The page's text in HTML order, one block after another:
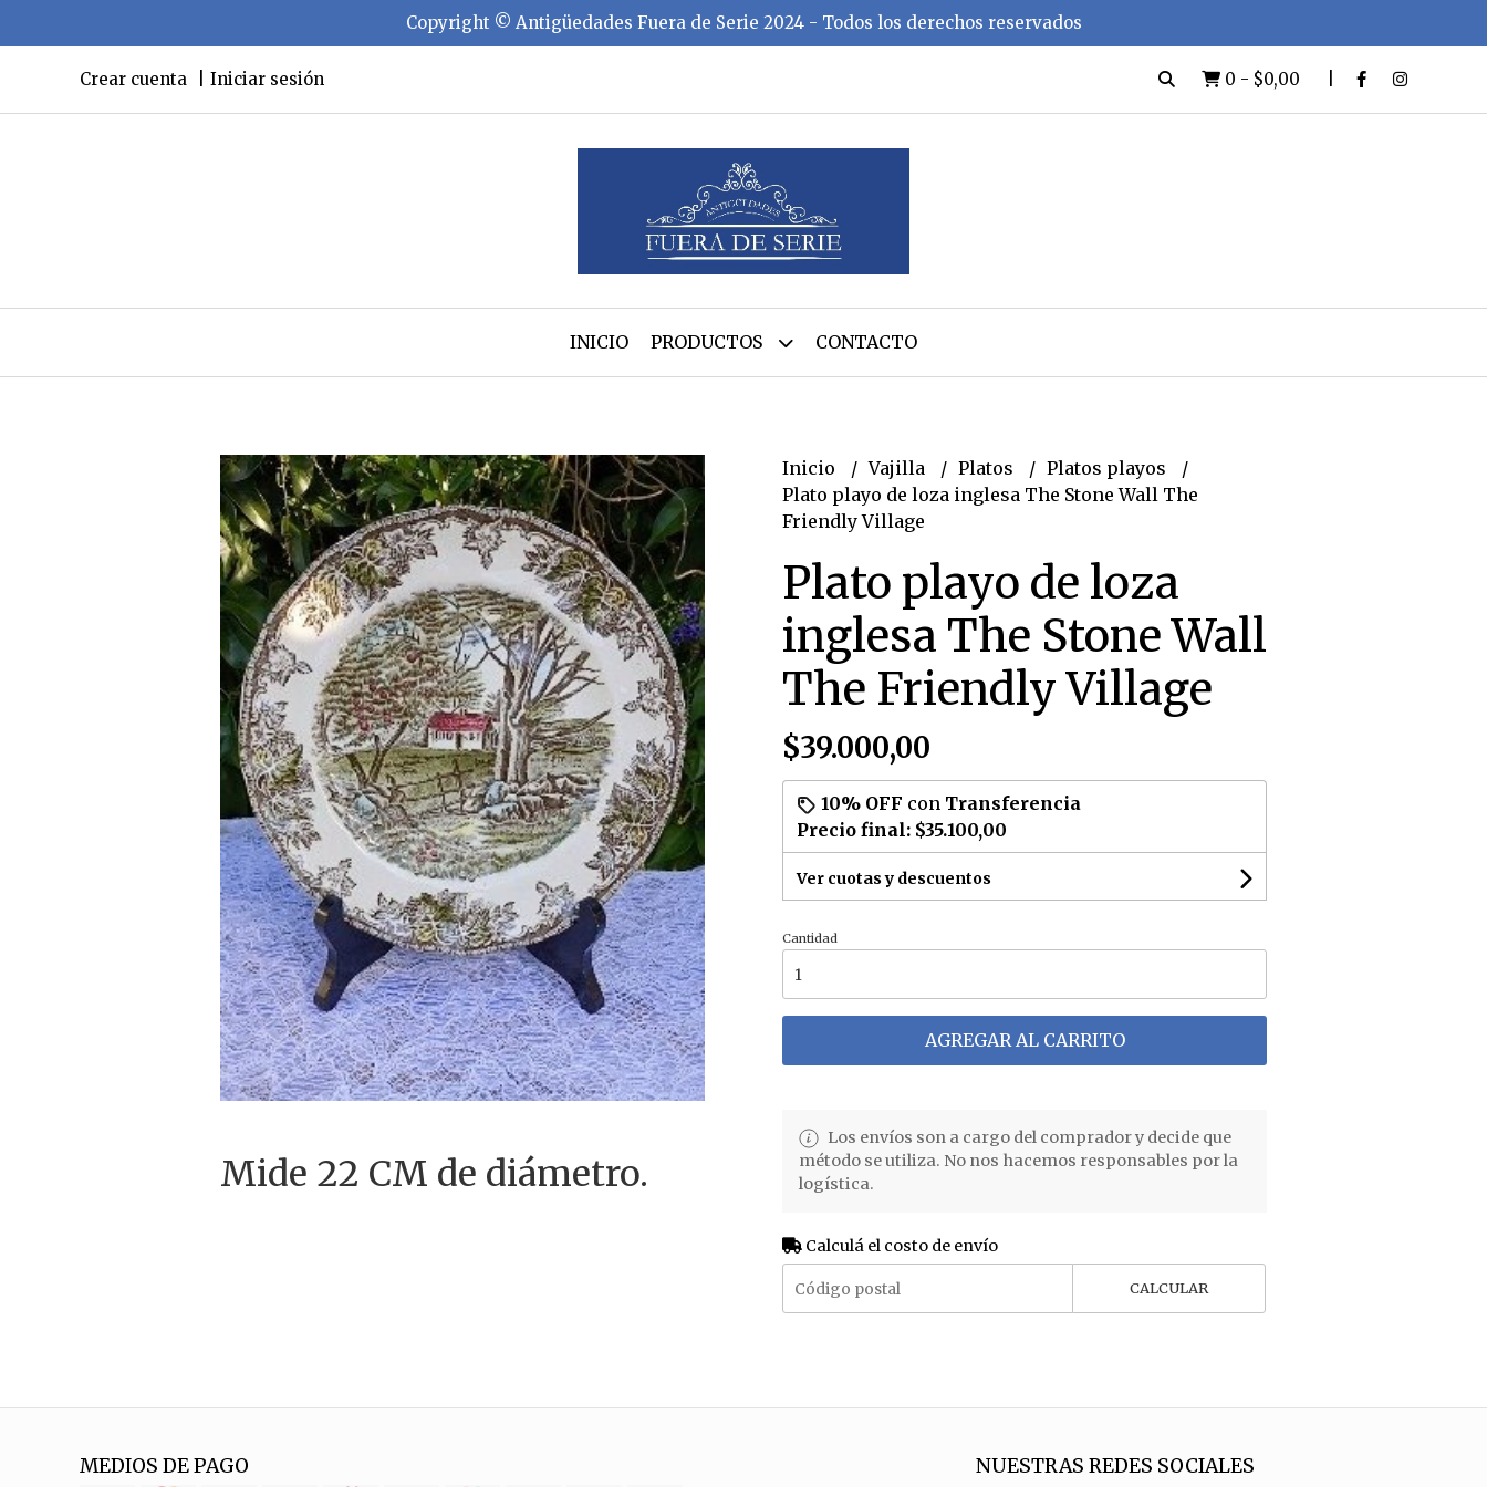
Copyright ©️ Antigüedades Fuera de Serie 2024 - Todos los derechos reservados
Crear cuenta Iniciar sesión 0 - $0,00
INICIO PRODUCTOS CONTACTO
Mide 22 CM de diámetro.
Inicio Vajilla Platos
Platos playos
Plato playo de loza inglesa The Stone Wall The
Friendly Village
Plato playo de loza
inglesa The Stone Wall
The Friendly Village
$39.000,00
10% OFF con Transferencia
Precio final: $35.100,00
Ver cuotas y descuentos
Cantidad
AGREGAR AL CARRITO
Los envíos son a cargo del comprador y decide que
método se utiliza. No nos hacemos responsables por la
logística.
Calculá el costo de envío
CALCULAR
MEDIOS DE PAGO NUESTRAS REDES SOCIALES